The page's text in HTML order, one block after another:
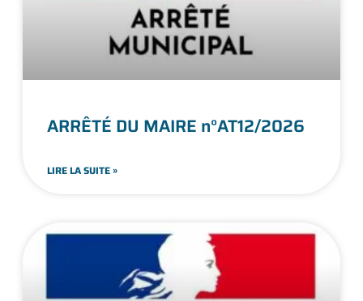
ARRÊTÉ DU MAIRE n°AT12/2026
LIRE LA SUITE »